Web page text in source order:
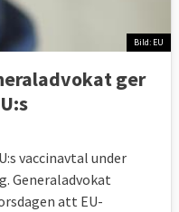
Moms på
om insyn i
företag
Bild: EU
ger
vaccinavtal under
Generaladvokat
att EU-